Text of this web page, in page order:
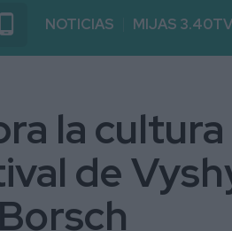
phone_android NOTICIAS MIJAS 3.40TV
la
de